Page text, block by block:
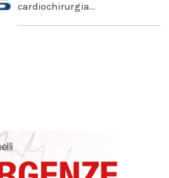
cardiochirurgia...